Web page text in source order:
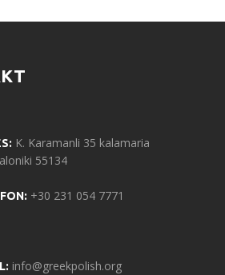
K. Karamanli 35 kalamaria
55134
+30 231 054 7771
info@greekpolish.org